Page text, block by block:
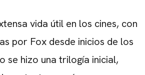
vida útil en los cines, con
por Fox desde inicios de los
se hizo una trilogía inicial,